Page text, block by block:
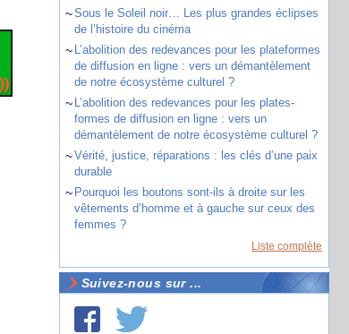
~Sous le Soleil noir… Les plus grandes éclipses
de l’histoire du cinéma
~ L’abolition des redevances pour les plateformes
de diffusion en ligne : vers un démantèlement
de notre écosystème culturel ?
~ L’abolition des redevances pour les plates-
formes de diffusion en ligne : vers un
démantèlement de notre écosystème culturel ?
~Vérité, justice, réparations : les clés d’une paix
durable
~ Pourquoi les boutons sont-ils à droite sur les
vêtements d’homme et à gauche sur ceux des
femmes ?
Liste complète
Suivez-nous sur ...